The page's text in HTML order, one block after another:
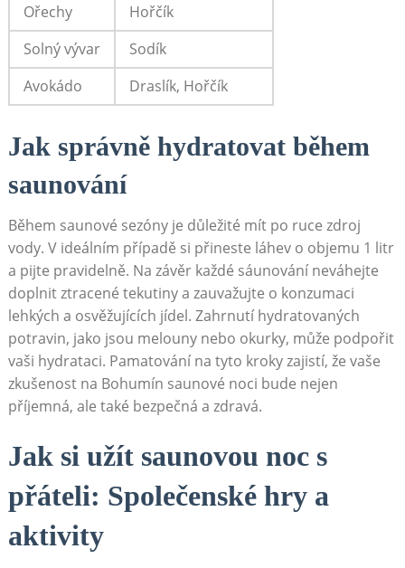
Ořechy
Hořčík
Solný vývar
Sodík
Avokádo
Draslík, Hořčík
Jak správně ⁢hydratovat ‍během
saunování
Během saunové sezóny⁢ je důležité mít po ruce zdroj
vody. V ideálním ​případě si přineste láhev o​ objemu 1 litr
‍a ​pijte pravidelně. Na ​závěr‌ každé ⁤sáunování neváhejte
doplnit ztracené tekutiny a⁤ zauvažujte​ o ⁤konzumaci⁣
lehkých a⁤ osvěžujících jídel. Zahrnutí ⁣hydratovaných
potravin, jako jsou‍ melouny nebo okurky, může ⁤podpořit
vaši hydrataci.‍ Pamatování na tyto kroky zajistí, ⁢že ⁣vaše
zkušenost na Bohumín ⁤saunové noci bude nejen
‌příjemná, ale také⁢ bezpečná ‌a zdravá.
Jak si užít saunovou noc​ s
přáteli: Společenské ⁢hry​ a
aktivity